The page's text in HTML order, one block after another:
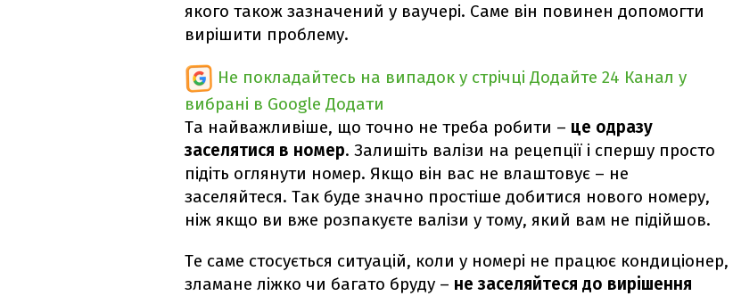
якого також зазначений у ваучері. Саме він повинен допомогти
вирішити проблему.
Не покладайтесь на випадок у стрічці Додайте 24 Канал у
вибрані в Google Додати
Та найважливіше, що точно не треба робити – це одразу
заселятися в номер. Залишіть валізи на рецепції і спершу просто
підіть оглянути номер. Якщо він вас не влаштовує – не
заселяйтеся. Так буде значно простіше добитися нового номеру,
ніж якщо ви вже розпакуєте валізи у тому, який вам не підійшов.
Те саме стосується ситуацій, коли у номері не працює кондиціонер,
зламане ліжко чи багато бруду – не заселяйтеся до вирішення